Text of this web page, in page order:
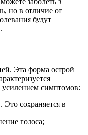
но в отличие от
будут
Эта форма острой
симптомов:
Это сохраняется в
голоса;